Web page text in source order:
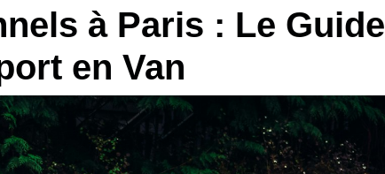
à Paris : Le Guide
en Van